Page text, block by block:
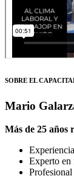
SOBRE EL
Mario
Más de 25 años
Experto en